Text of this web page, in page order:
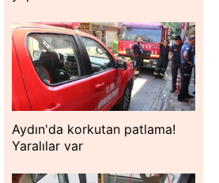
Aydın'da korkutan patlama!
Yaralılar var